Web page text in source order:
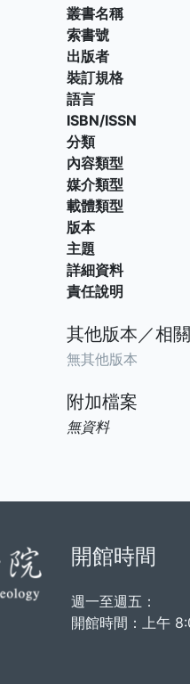
叢書名稱
索書號
出版者
裝訂規格
語言
ISBN/ISSN
分類
內容類型
媒介類型
載體類型
版本
主題
詳細資料
責任說明
其他版本／相
無其他版本
附加檔案
無資料
開館時間
週一至週五：
開館時間：上午